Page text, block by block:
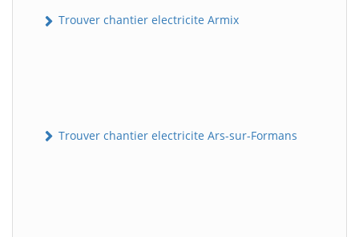
Trouver chantier electricite Armix
Trouver chantier electricite Ars-sur-Formans